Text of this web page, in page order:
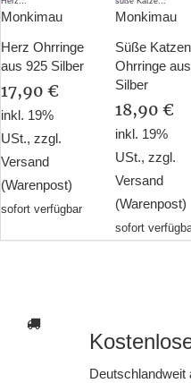
Monkimau
Herz Ohrringe
aus 925 Silber
17,90 €
inkl. 19%
USt., zzgl.
Versand
(Warenpost)
sofort verfügbar
Monkimau
Süße Katzen
Ohrringe
Silber
18,90 €
inkl. 19%
USt., zzgl.
Versand
(Warenpost)
sofort
Deutschlandweit